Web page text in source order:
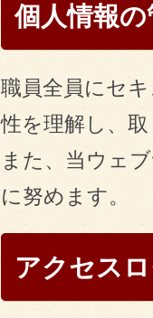
個人情報
職員全員にセ
性を理解し、
また、当ウェ
に努めます。
アクセス